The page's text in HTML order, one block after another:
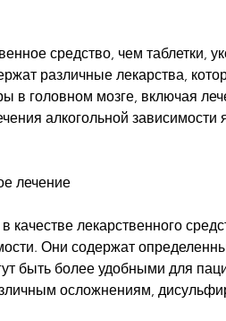
средство, чем таблетки,
различные лекарства,
в головном мозге, включая
алкогольной зависимости
лечение
качестве лекарственного
Они содержат
быть более удобными для
осложнениям,